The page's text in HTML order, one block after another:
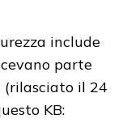
include
parte
(rilasciato il 24
KB: